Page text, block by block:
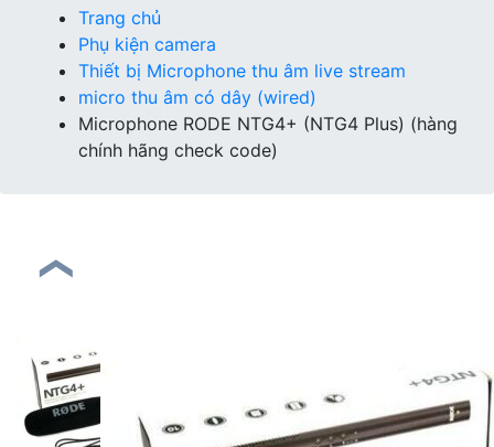
Trang chủ
Phụ kiện camera
Thiết bị Microphone thu âm live stream
micro thu âm có dây (wired)
Microphone RODE NTG4+ (NTG4 Plus) (hàng
chính hãng check code)
❮